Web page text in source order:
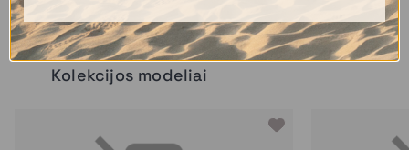
Kolekcijos modeliai